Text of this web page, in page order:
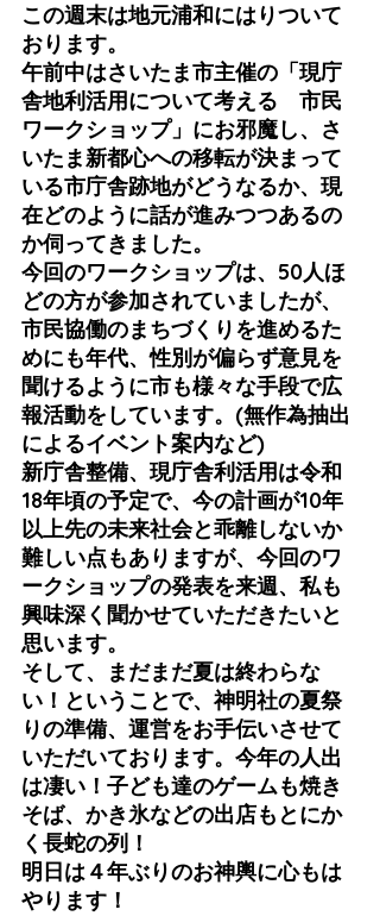
この週末は地元浦和にはりついて
おります。
午前中はさいたま市主催の「現庁
舎地利活用について考える　市民
ワークショップ」にお邪魔し、さ
いたま新都心への移転が決まって
いる市庁舎跡地がどうなるか、現
在どのように話が進みつつあるの
か伺ってきました。
今回のワークショップは、50人ほ
どの方が参加されていましたが、
市民協働のまちづくりを進めるた
めにも年代、性別が偏らず意見を
聞けるように市も様々な手段で広
報活動をしています。(無作為抽出
によるイベント案内など)
新庁舎整備、現庁舎利活用は令和
18年頃の予定で、今の計画が10年
以上先の未来社会と乖離しないか
難しい点もありますが、今回のワ
ークショップの発表を来週、私も
興味深く聞かせていただきたいと
思います。
そして、まだまだ夏は終わらな
い！ということで、神明社の夏祭
りの準備、運営をお手伝いさせて
いただいております。今年の人出
は凄い！子ども達のゲームも焼き
そば、かき氷などの出店もとにか
く長蛇の列！
明日は４年ぶりのお神輿に心もは
やります！